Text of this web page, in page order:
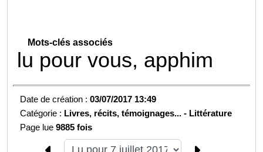
Mots-clés associés
lu pour vous, apphim
Date de création :03/07/2017 13:49
Catégorie : Livres, récits, témoignages... - Littérature
Page lue9885 fois